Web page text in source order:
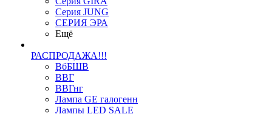
Серия JUNG
СЕРИЯ ЭРА
Ещё
РАСПРОДАЖА!!!
ВбБШВ
ВВГ
ВВГнг
Лампа GE галогенн
Лампы LED SALE